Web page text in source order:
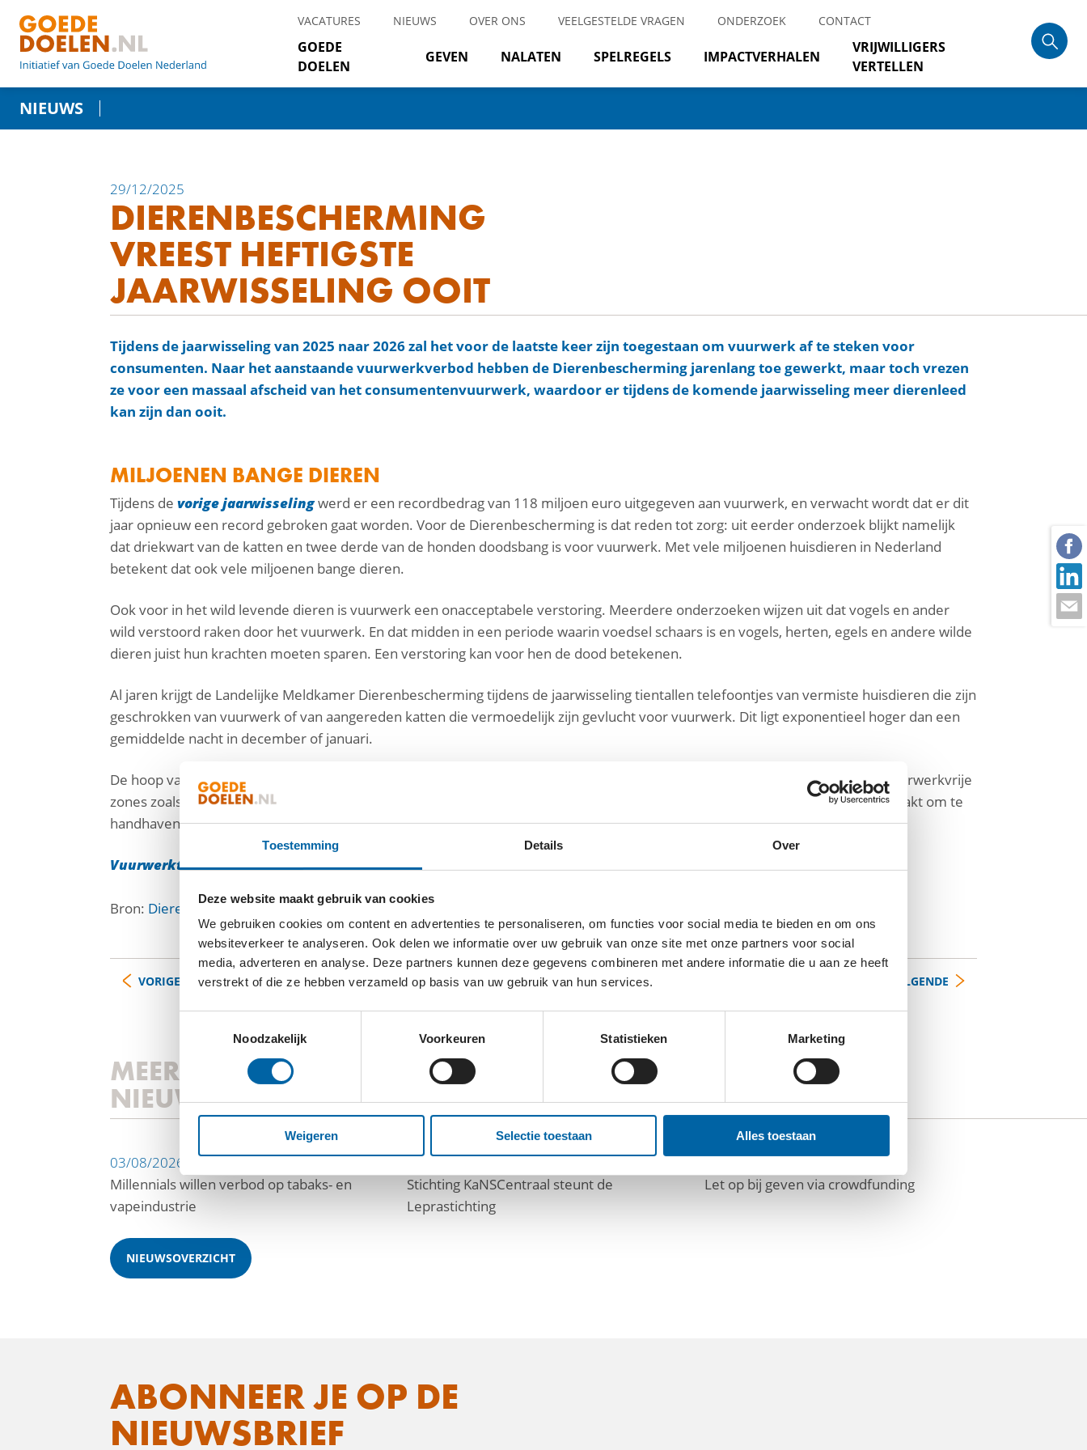
Toestemming Details Over
Deze website maakt gebruik van cookies
We gebruiken cookies om content en advertenties te personaliseren, om functies voor social media te bieden en om ons
websiteverkeer te analyseren. Ook delen we informatie over uw gebruik van onze site met onze partners voor social
media, adverteren en analyse. Deze partners kunnen deze gegevens combineren met andere informatie die u aan ze heeft
verstrekt of die ze hebben verzameld op basis van uw gebruik van hun services.
Noodzakelijk
Voorkeuren Statistieken Marketing
Weigeren Selectie toestaan Alles toestaan
VACATURES NIEUWS OVER ONS VEELGESTELDE VRAGEN ONDERZOEK CONTACT
GOEDE
DOELEN
GEVEN NALATEN SPELREGELS IMPACTVERHALEN
VRIJWILLIGERS
VERTELLEN
NIEUWS
29/12/2025
DIERENBESCHERMING
VREEST HEFTIGSTE
JAARWISSELING OOIT
Tijdens de jaarwisseling van 2025 naar 2026 zal het voor de laatste keer zijn toegestaan om vuurwerk af te steken voor
consumenten. Naar het aanstaande vuurwerkverbod hebben de Dierenbescherming jarenlang toe gewerkt, maar toch vrezen
ze voor een massaal afscheid van het consumentenvuurwerk, waardoor er tijdens de komende jaarwisseling meer dierenleed
kan zijn dan ooit.
MILJOENEN BANGE DIEREN
Tijdens de vorige jaarwisselingwerd er een recordbedrag van 118 miljoen euro uitgegeven aan vuurwerk, en verwacht wordt dat er dit
jaar opnieuw een record gebroken gaat worden. Voor de Dierenbescherming is dat reden tot zorg: uit eerder onderzoek blijkt namelijk
dat driekwart van de katten en twee derde van de honden doodsbang is voor vuurwerk. Met vele miljoenen huisdieren in Nederland
betekent dat ook vele miljoenen bange dieren.
Ook voor in het wild levende dieren is vuurwerk een onacceptabele verstoring. Meerdere onderzoeken wijzen uit dat vogels en ander
wild verstoord raken door het vuurwerk. En dat midden in een periode waarin voedsel schaars is en vogels, herten, egels en andere wilde
dieren juist hun krachten moeten sparen. Een verstoring kan voor hen de dood betekenen.
Al jaren krijgt de Landelijke Meldkamer Dierenbescherming tijdens de jaarwisseling tientallen telefoontjes van vermiste huisdieren die zijn
geschrokken van vuurwerk of van aangereden katten die vermoedelijk zijn gevlucht voor vuurwerk. Dit ligt exponentieel hoger dan een
gemiddelde nacht in december of januari.
De hoop van de Dierenbescherming is dat mensen zich ook de komende jaarwisseling zullen beheersen, in het bijzonder in vuurwerkvrije
zones zoals rondom kinderboerderijen, dierentuinen en dierenasielen. Bovendien moet er genoeg capaciteit worden vrijgemaakt om te
handhaven op al bestaande vuurwerkverboden.
Vuurwerktips
Bron: Dierenbescherming
VORIGE VOLGENDE
MEER
NIEUWS
03/08/2026
Millennials willen verbod op tabaks- en
vapeindustrie
30/07/2026
Stichting KaNSCentraal steunt de
Leprastichting
27/07/2026
Let op bij geven via crowdfunding
NIEUWSOVERZICHT
ABONNEER JE OP DE
NIEUWSBRIEF
facebook
linkedin
mail